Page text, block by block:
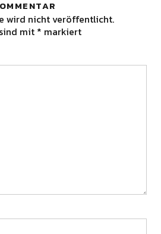
wird nicht veröffentlicht.
mit * markiert